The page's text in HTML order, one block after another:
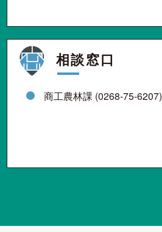
相談窓口
商工農林課 (0268-75-6207)